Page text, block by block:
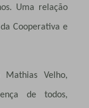
Uma relação
Cooperativa e
Velho,
de todos,